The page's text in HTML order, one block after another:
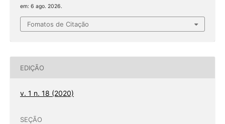
em: 6 ago. 2026.
Fomatos de Citação
EDIÇÃO
v. 1 n. 18 (2020)
SEÇÃO